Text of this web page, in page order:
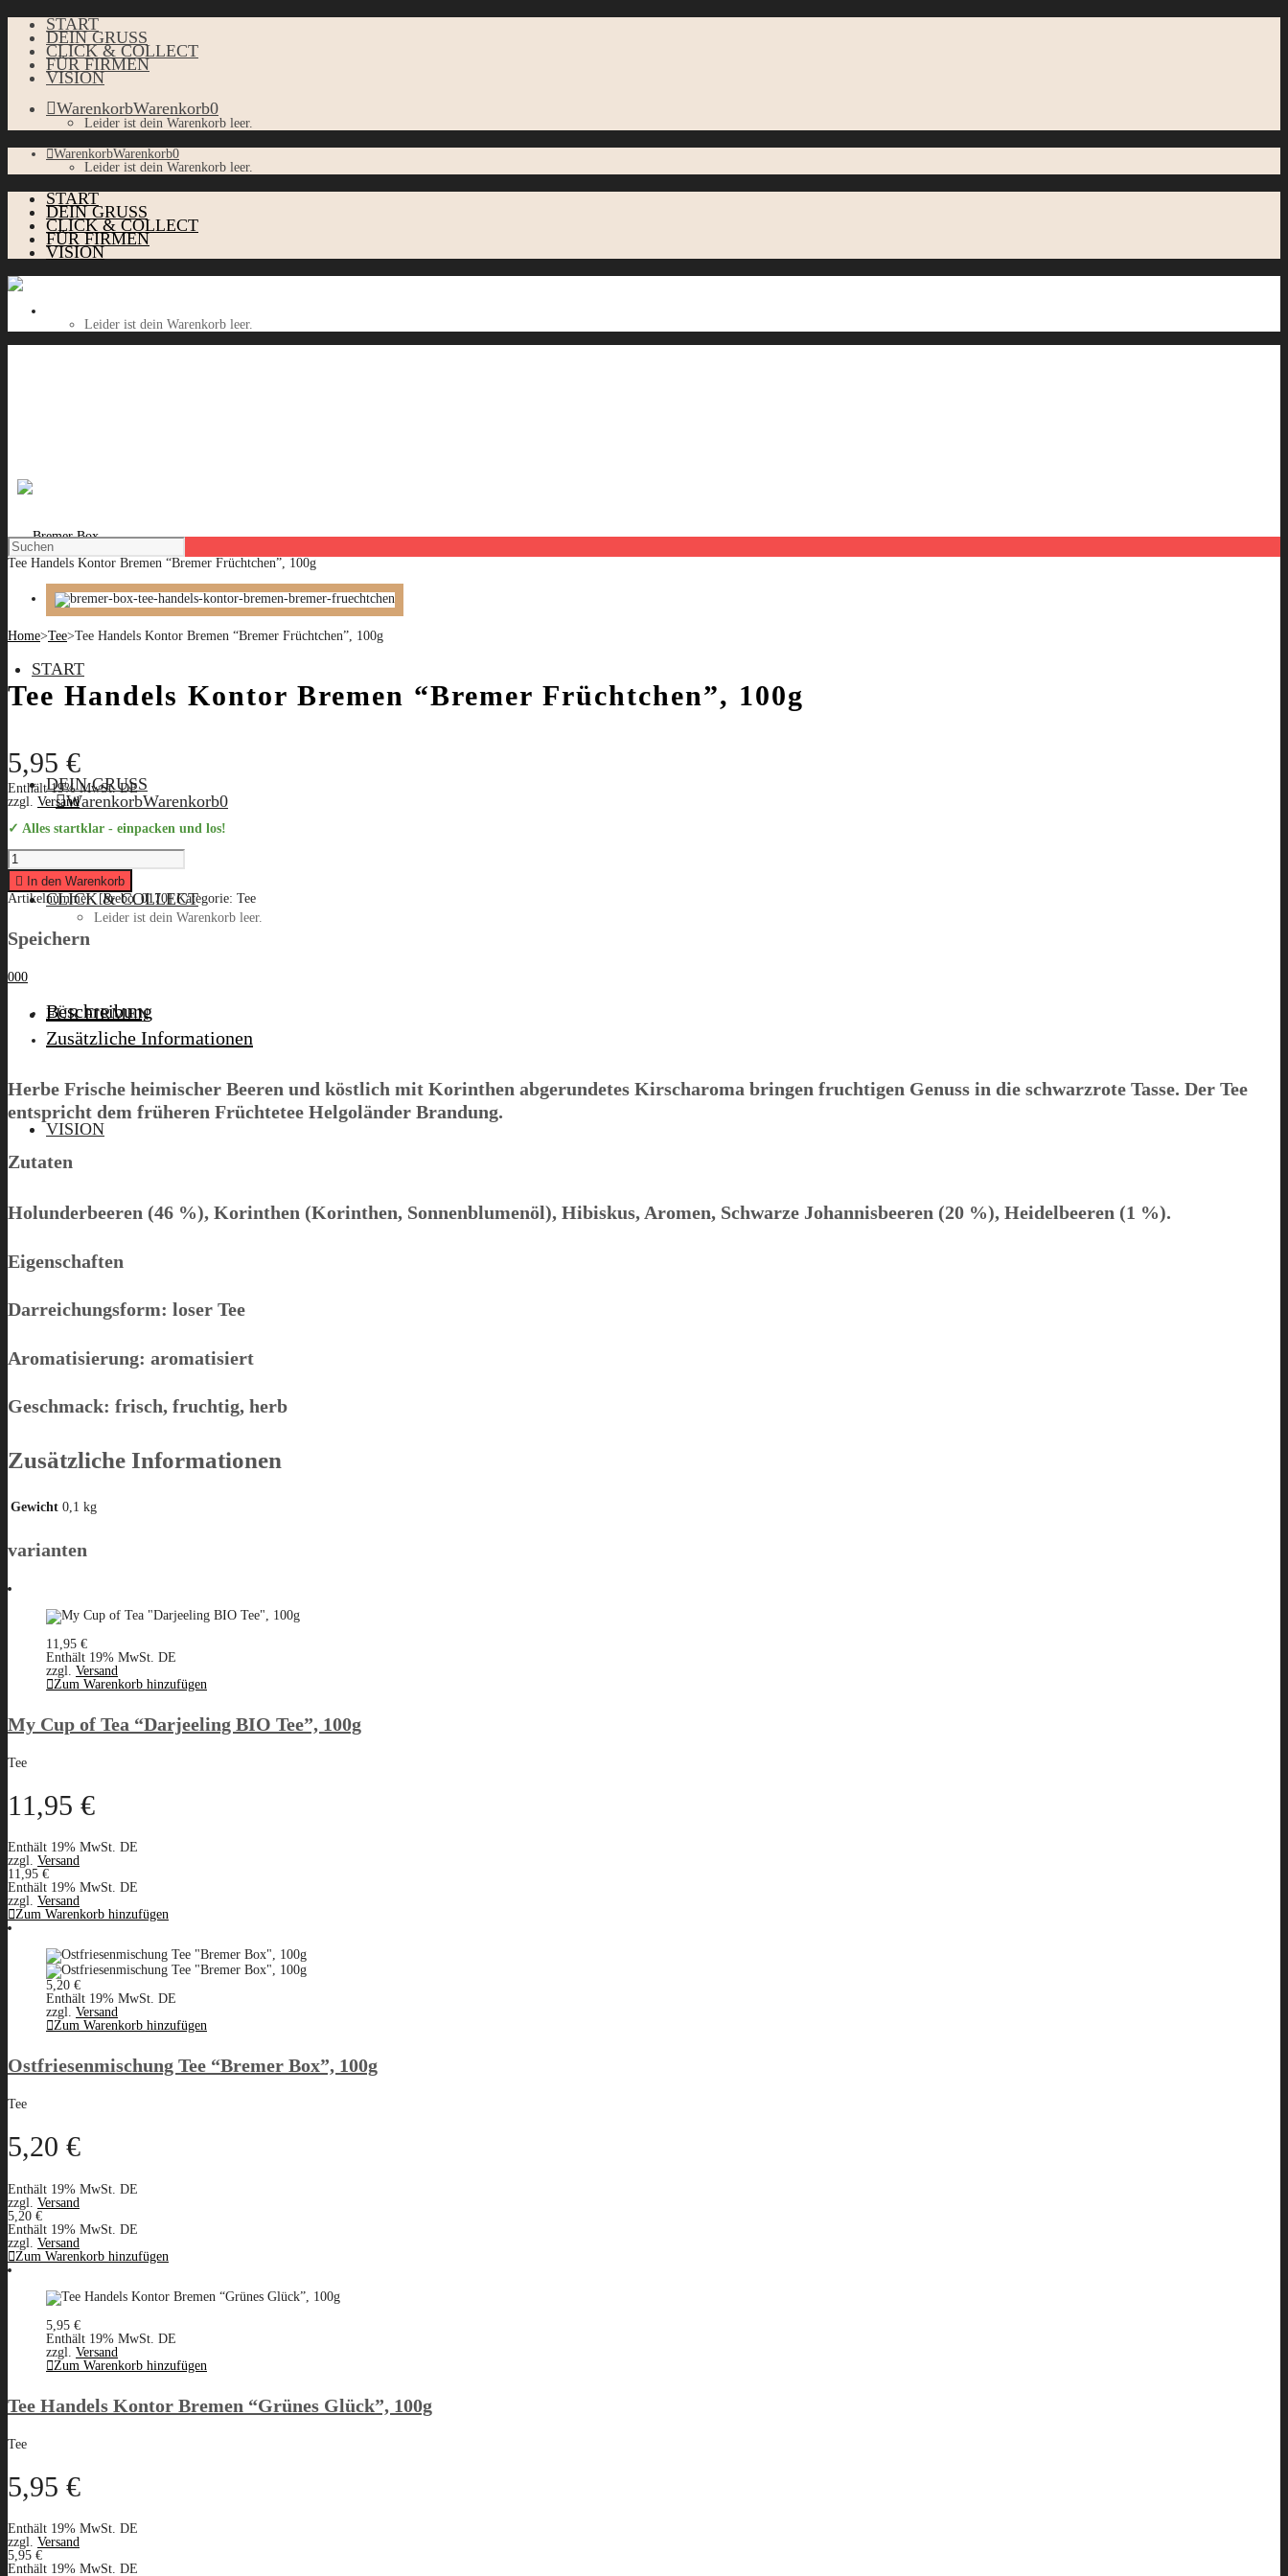
START
DEIN GRUSS
CLICK & COLLECT
FÜR FIRMEN
VISION
WarenkorbWarenkorb0
Leider ist dein Warenkorb leer.
WarenkorbWarenkorb0
Leider ist dein Warenkorb leer.
START
DEIN GRUSS
CLICK & COLLECT
FÜR FIRMEN
VISION
Leider ist dein Warenkorb leer.
START
DEIN GRUSS
CLICK & COLLECT
FÜR FIRMEN
VISION
WarenkorbWarenkorb0
Leider ist dein Warenkorb leer.
Tee Handels Kontor Bremen “Bremer Früchtchen”, 100g
Home>Tee>Tee Handels Kontor Bremen “Bremer Früchtchen”, 100g
Tee Handels Kontor Bremen “Bremer Früchtchen”, 100g
5,95 €
Enthält 19% MwSt. DE
zzgl. Versand
✓ Alles startklar - einpacken und los!
Tee
Handels
Kontor
Bremen
“Bremer
100g
quantity
In den Warenkorb
Artikelnummer: [brebo_0170] Kategorie: Tee
Speichern
000
Beschreibung
Zusätzliche Informationen
Herbe Frische heimischer Beeren und köstlich mit Korinthen abgerundetes Kirscharoma bringen fruchtigen Genuss in die schwarzrote Tasse. Der Tee
entspricht dem früheren Früchtetee Helgoländer Brandung.
Zutaten
Holunderbeeren (46 %), Korinthen (Korinthen, Sonnenblumenöl), Hibiskus, Aromen, Schwarze Johannisbeeren (20 %), Heidelbeeren (1 %).
Eigenschaften
Darreichungsform: loser Tee
Aromatisierung: aromatisiert
Geschmack: frisch, fruchtig, herb
Zusätzliche Informationen
Gewicht 0,1 kg
varianten
11,95 €
Enthält 19% MwSt. DE
zzgl. Versand
Zum Warenkorb hinzufügen
My Cup of Tea “Darjeeling BIO Tee”, 100g
Tee
11,95 €
Enthält 19% MwSt. DE
zzgl. Versand
11,95 €
Enthält 19% MwSt. DE
zzgl. Versand
Zum Warenkorb hinzufügen
5,20 €
Enthält 19% MwSt. DE
zzgl. Versand
Zum Warenkorb hinzufügen
Ostfriesenmischung Tee “Bremer Box”, 100g
Tee
5,20 €
Enthält 19% MwSt. DE
zzgl. Versand
5,20 €
Enthält 19% MwSt. DE
zzgl. Versand
Zum Warenkorb hinzufügen
5,95 €
Enthält 19% MwSt. DE
zzgl. Versand
Zum Warenkorb hinzufügen
Tee Handels Kontor Bremen “Grünes Glück”, 100g
Tee
5,95 €
Enthält 19% MwSt. DE
zzgl. Versand
5,95 €
Enthält 19% MwSt. DE